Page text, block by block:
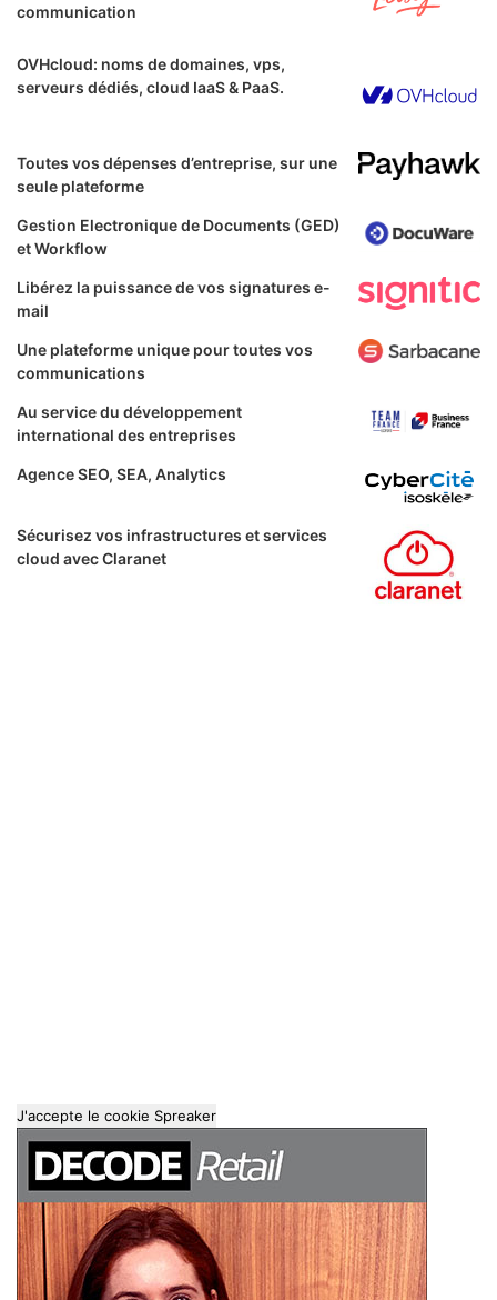
communication
OVHcloud: noms de domaines, vps,
serveurs dédiés, cloud IaaS & PaaS.
Toutes vos dépenses d’entreprise, sur une
seule plateforme
Gestion Electronique de Documents (GED)
et Workflow
Libérez la puissance de vos signatures e-
mail
Une plateforme unique pour toutes vos
communications
Au service du développement
international des entreprises
Agence SEO, SEA, Analytics
Sécurisez vos infrastructures et services
cloud avec Claranet
J'accepte le cookie Spreaker